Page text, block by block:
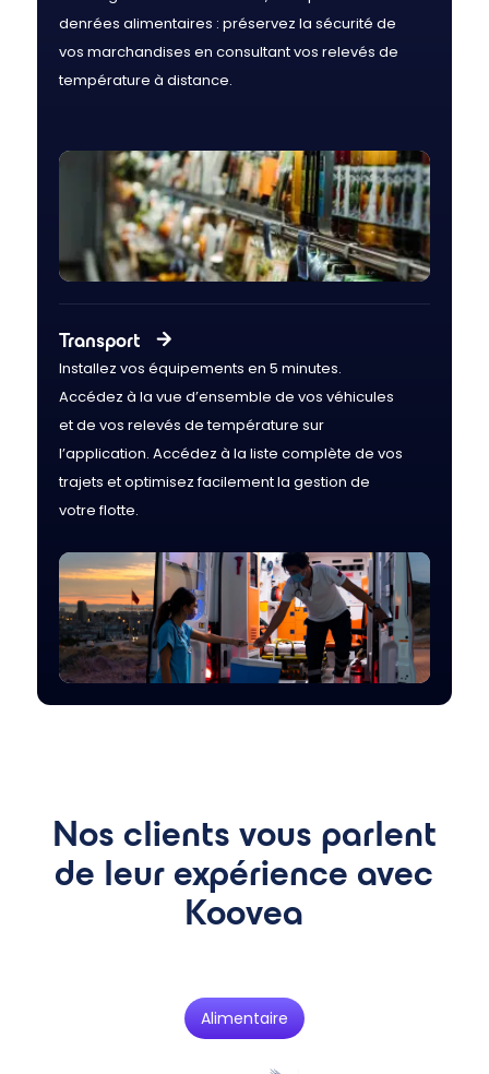
denrées alimentaires : préservez la sécurité de
vos marchandises en consultant vos relevés de
température à distance.
Transport
Installez vos équipements en 5 minutes.
Accédez à la vue d’ensemble de vos véhicules
et de vos relevés de température sur
l’application. Accédez à la liste complète de vos
trajets et optimisez facilement la gestion de
votre flotte.
Nos clients vous parlent
de leur expérience avec
Koovea
Alimentaire